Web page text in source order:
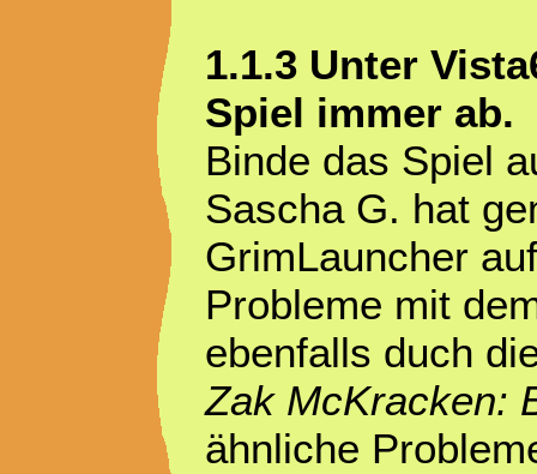
1.1.3 Unter
Spiel immer ab.
Binde das Spiel
Sascha G. hat
GrimLauncher
Probleme mit
ebenfalls duch
Zak McKracken:
ähnliche